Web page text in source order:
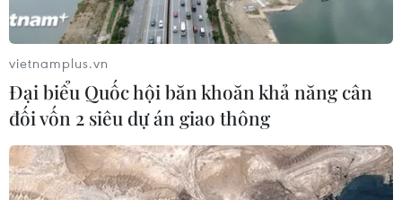
Các công ty Trung Quốc ứng dụng AI vào
phát triển robot tình dục
vietnamplus.vn
Đại biểu Quốc hội băn khoăn khả năng cân
đối vốn 2 siêu dự án giao thông